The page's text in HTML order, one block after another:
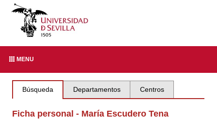
MENU
Búsqueda Departamentos Centros
Ficha personal - María Escudero Tena